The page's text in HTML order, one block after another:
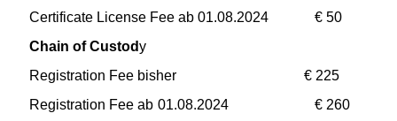
Certificate License Fee ab 01.08.2024 € 50
Chain of Custody
Registration Fee bisher € 225
Registration Fee ab 01.08.2024 € 260